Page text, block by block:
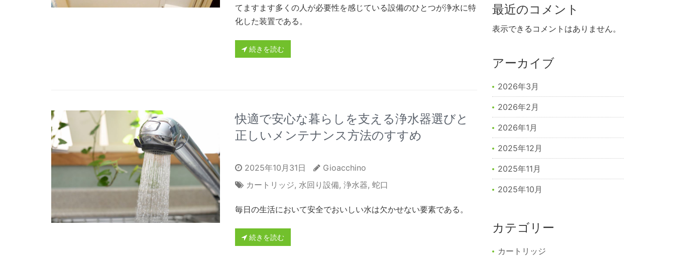
てますます多くの人が必要性を感じている設備のひとつが浄水に特
化した装置である。
続きを読む
快適で安心な暮らしを支える浄水器選びと
正しいメンテナンス方法のすすめ
2025年10月31日
Gioacchino
カートリッジ, 水回り設備, 浄水器, 蛇口
毎日の生活において安全でおいしい水は欠かせない要素である。
続きを読む
最近のコメント
表示できるコメントはありません。
アーカイブ
2026年3月
2026年2月
2026年1月
2025年12月
2025年11月
2025年10月
カテゴリー
カートリッジ